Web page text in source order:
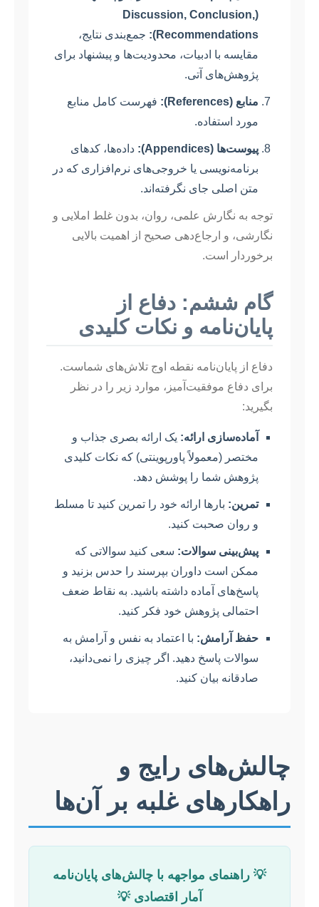
(Discussion, Conclusion,
Recommendations):
جمع‌بندی نتایج،
مقایسه با ادبیات، محدودیت‌ها و پیشنهاد برای
پژوهش‌های آتی.
منابع (References):
فهرست کامل منابع
مورد استفاده.
پیوست‌ها (Appendices):
داده‌ها، کدهای
برنامه‌نویسی یا خروجی‌های نرم‌افزاری که در
متن اصلی جای نگرفته‌اند.
توجه به نگارش علمی، روان، بدون غلط املایی و
نگارشی، و ارجاع‌دهی صحیح از اهمیت بالایی
برخوردار است.
گام ششم: دفاع از
پایان‌نامه و نکات کلیدی
دفاع از پایان‌نامه نقطه اوج تلاش‌های شماست.
برای دفاع موفقیت‌آمیز، موارد زیر را در نظر
بگیرید:
آماده‌سازی ارائه: یک ارائه بصری جذاب و
مختصر (معمولاً پاورپوینتی) که نکات کلیدی
پژوهش شما را پوشش دهد.
تمرین: بارها ارائه خود را تمرین کنید تا مسلط
و روان صحبت کنید.
پیش‌بینی سوالات: سعی کنید سوالاتی که
ممکن است داوران بپرسند را حدس بزنید و
پاسخ‌های آماده داشته باشید. به نقاط ضعف
احتمالی پژوهش خود فکر کنید.
حفظ آرامش: با اعتماد به نفس و آرامش به
سوالات پاسخ دهید. اگر چیزی را نمی‌دانید،
صادقانه بیان کنید.
چالش‌های رایج و
راهکارهای غلبه بر آن‌ها
💡 راهنمای مواجهه با چالش‌های پایان‌نامه
آمار اقتصادی 💡